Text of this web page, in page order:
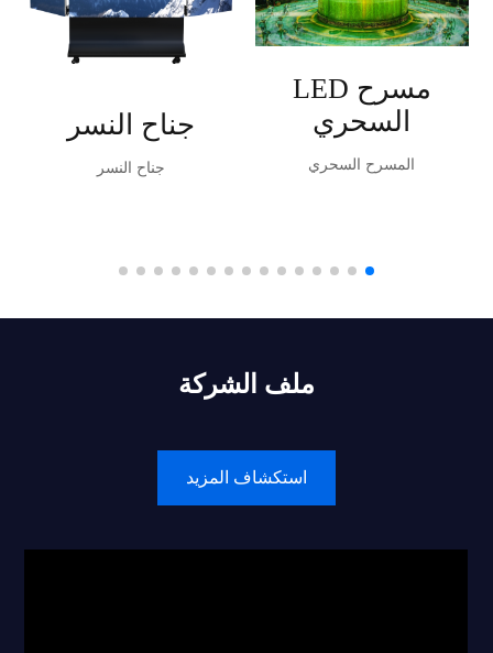
مسرح LED
السحري
المسرح السحري
جناح النسر
جناح النسر
ملف الشركة
استكشاف المزيد